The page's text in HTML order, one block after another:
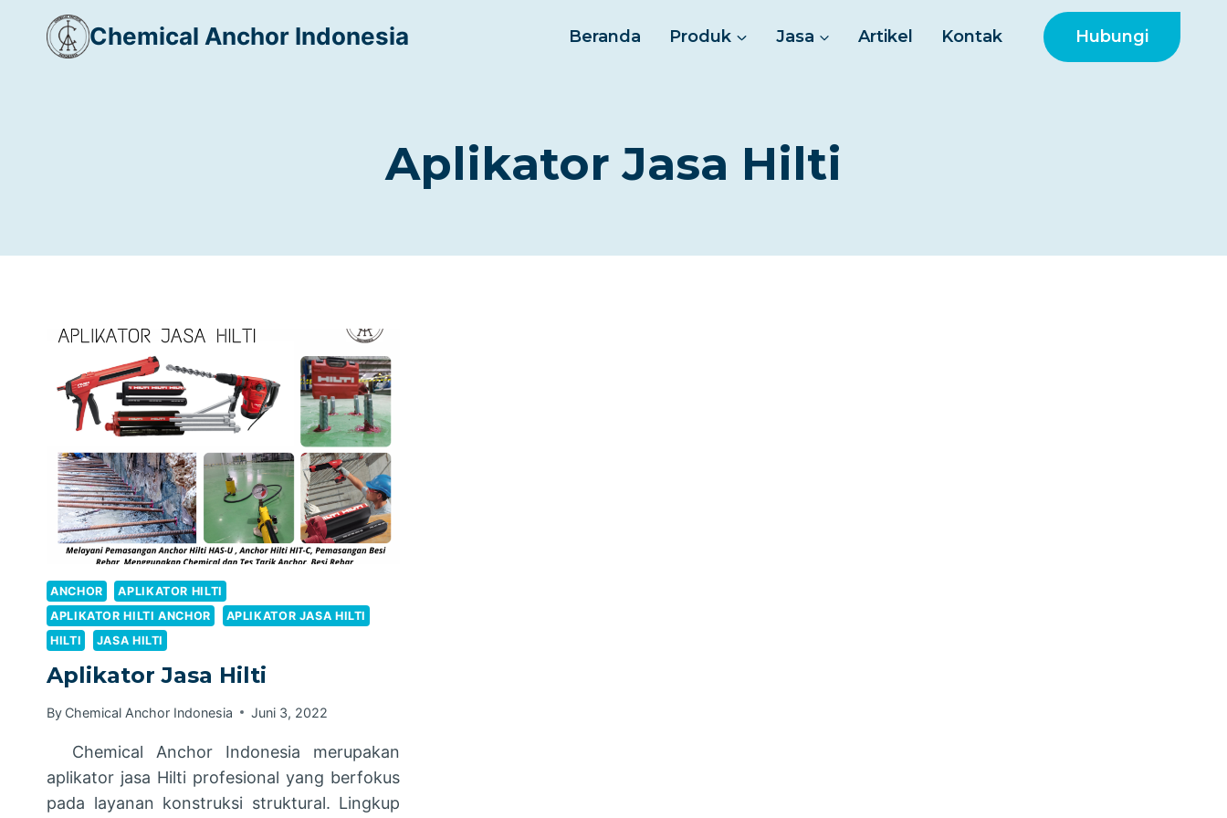
content
Chemical Anchor Indonesia Beranda Produk Jasa Artikel Kontak Hubungi
Aplikator Jasa Hilti
ANCHOR
APLIKATOR HILTI
APLIKATOR HILTI ANCHOR
APLIKATOR JASA HILTI
HILTI
JASA HILTI
Aplikator Jasa Hilti
By Chemical Anchor Indonesia Juni 3, 2022
Chemical Anchor Indonesia merupakan
aplikator jasa Hilti profesional yang berfokus
pada layanan konstruksi struktural. Lingkup